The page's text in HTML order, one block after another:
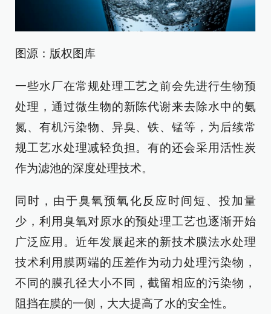
图源：版权图库
一些水厂在常规处理工艺之前会先进行生物预
处理，通过微生物的新陈代谢来去除水中的氨
氮、有机污染物、异臭、铁、锰等，为后续常
规工艺水处理减轻负担。有的还会采用活性炭
作为滤池的深度处理技术。
同时，由于臭氧预氧化反应时间短、投加量
少，利用臭氧对原水的预处理工艺也逐渐开始
广泛应用。近年发展起来的新技术膜法水处理
技术利用膜两端的压差作为动力处理污染物，
不同的膜孔径大小不同，截留相应的污染物，
阻挡在膜的一侧，大大提高了水的安全性。